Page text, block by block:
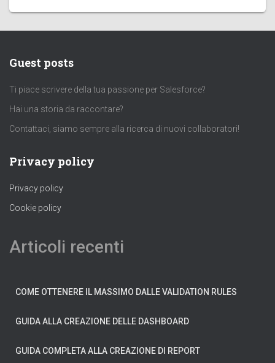
Guest posts
Ti piace scrivere della tua passione per Salesforce?
Hai una storia da raccontare?
Contattaci, siamo sempre alla ricerca di nuovi collaboratori!
Privacy policy
Privacy policy
Cookie policy
Articoli recenti
COME OTTENERE IL MASSIMO DALLE VALIDATION RULES
GUIDA ALLA CREAZIONE DELLE DASHBOARD
GUIDA COMPLETA ALLA CREAZIONE DI REPORT